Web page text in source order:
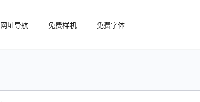
网址导航 免费样机 免费字体